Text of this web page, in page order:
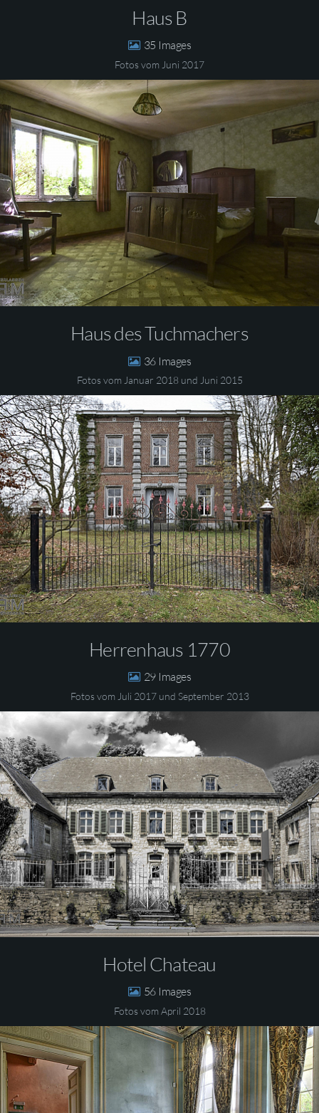
Haus B
35
Fotos vom Juni 2017
Haus des Tuchmachers
36
Fotos vom Januar 2018 und Juni 2015
Herrenhaus 1770
29
Fotos vom Juli 2017 und September 2013
Hotel Chateau
56
Fotos vom April 2018